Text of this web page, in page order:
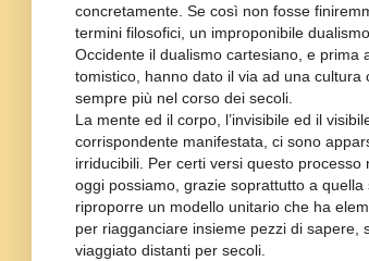
concretamente. Se così non fosse
termini filosofici, un improponibile
Occidente il dualismo cartesiano, e prima
tomistico, hanno dato il via ad una
sempre più nel corso dei secoli.
La mente ed il corpo, l’invisibile ed il
corrispondente manifestata, ci sono
irriducibili. Per certi versi questo
oggi possiamo, grazie soprattutto a quella
riproporre un modello unitario che ha
per riagganciare insieme pezzi di sapere,
viaggiato distanti per secoli.